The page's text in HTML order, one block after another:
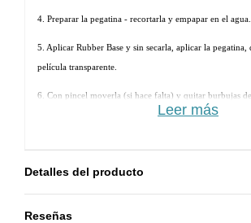
4. Preparar la pegatina - recortarla y empapar en el agua.
5. Aplicar Rubber Base y sin secarla, aplicar la pegatina,
película transparente.
6. Con pincel moverla (si hace falta) y quitar burbujas
8. Aplicar otra capa de Rubber Base y secar.
Leer más
Detalles del producto
Reseñas